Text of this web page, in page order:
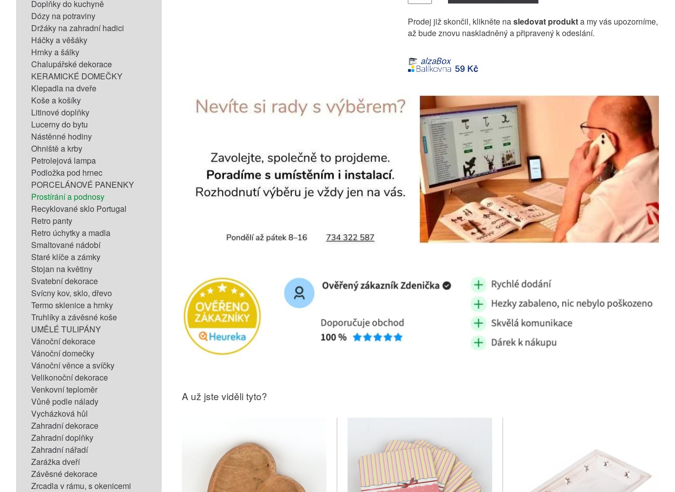
Doplňky do kuchyně
Dózy na potraviny
Držáky na zahradní hadici
Háčky a věšáky
Hrnky a šálky
Chalupářské dekorace
KERAMICKÉ DOMEČKY
Klepadla na dveře
Koše a košíky
Litinové doplňky
Lucerny do bytu
Nástěnné hodiny
Ohniště a krby
Petrolejová lampa
Podložka pod hrnec
PORCELÁNOVÉ PANENKY
Prostírání a podnosy
Recyklované sklo Portugal
Retro panty
Retro úchytky a madla
Smaltované nádobí
Staré klíče a zámky
Stojan na květiny
Svatební dekorace
Svícny kov, sklo, dřevo
Termo sklenice a hrnky
Truhlíky a závěsné koše
UMĚLÉ TULIPÁNY
Vánoční dekorace
Vánoční domečky
Vánoční věnce a svíčky
Velikonoční dekorace
Venkovní teploměr
Vůně podle nálady
Vycházková hůl
Zahradní dekorace
Zahradní doplňky
Zahradní nářadí
Zarážka dveří
Závěsné dekorace
Zrcadla v rámu, s okenicemi
Prodej již skončil, klikněte nasledovat produkta my vás upozorníme,
až bude znovu naskladněný a připravený k odeslání.
A už jste viděli tyto?